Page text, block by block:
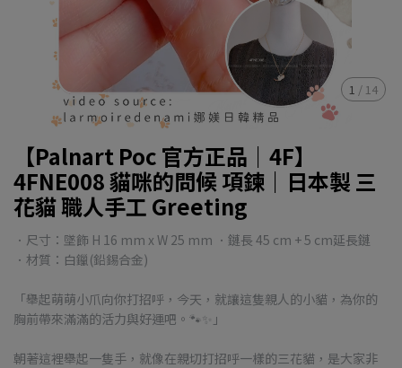
1 / 14
【Palnart Poc 官方正品｜4F】
4FNE008 貓咪的問候 項鍊｜日本製 三
花貓 職人手工 Greeting
．尺寸：墜飾 H 16 mm x W 25 mm ．鏈長 45 cm + 5 cm延長鏈
．材質：白鑞(鉛錫合金)
「舉起萌萌小爪向你打招呼，今天，就讓這隻親人的小貓，為你的
胸前帶來滿滿的活力與好運吧。🐾✨」
朝著這裡舉起一隻手，就像在親切打招呼一樣的三花貓，是大家非